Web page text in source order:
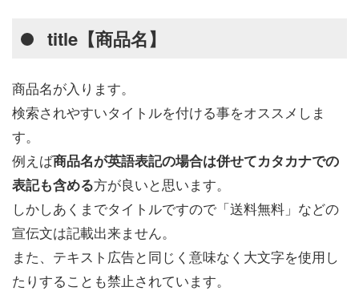
title【商品名】
商品名が入ります。
検索されやすいタイトルを付ける事をオススメしま
す。
例えば商品名が英語表記の場合は併せてカタカナでの
表記も含める方が良いと思います。
しかしあくまでタイトルですので「送料無料」などの
宣伝文は記載出来ません。
また、テキスト広告と同じく意味なく大文字を使用し
たりすることも禁止されています。